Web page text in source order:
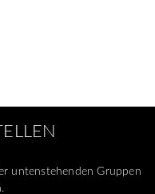
untenstehenden Gruppen